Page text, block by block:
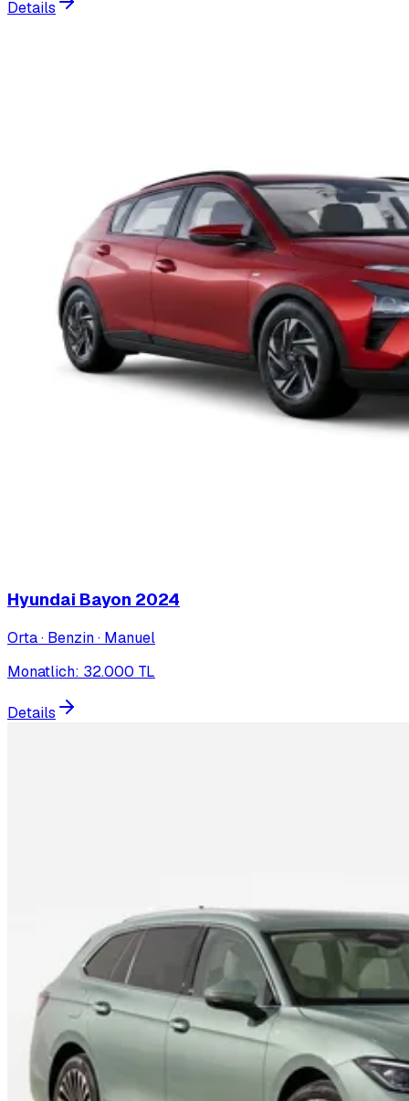
Details
Hyundai Bayon 2024
Orta · Benzin · Manuel
Monatlich: 32.000 TL
Details